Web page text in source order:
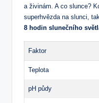
a živinám.⁢ A co slunce?
superhvězda na slunci,
8 hodin slunečního
Faktor
Teplota
pH půdy